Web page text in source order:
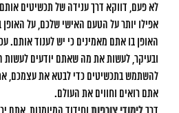
לא פעם, דווקא דרך ענידה של תכשיטים
אפילו יותר על הטעם האישי שלכם, על
האופן בו אתם מאמינים כי יש לענוד אותם.
ובעיקר, לעשות את מה שאתם יודעים לעשות
להשתמש בתכשיטים כדי לבטא את עצמכם,
אתם רואים וחווים את העולם.